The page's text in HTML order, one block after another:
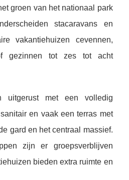
groen van het nationaal park
stacaravans en
vakantiehuizen cevennen,
gezinnen tot zes tot acht
uitgerust met een volledig
en vaak een terras met
gard en het centraal massief.
zijn er groepsverblijven
bieden extra ruimte en